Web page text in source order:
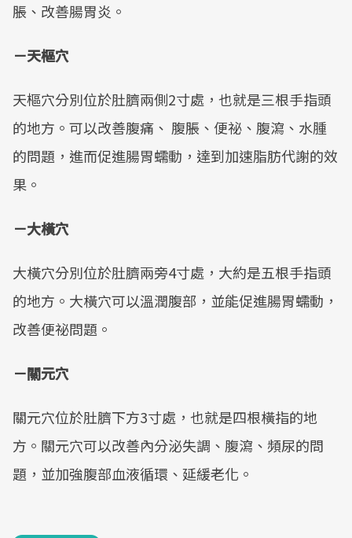
脹、改善腸胃炎。
－天樞穴
天樞穴分別位於肚臍兩側2寸處，也就是三根手指頭
的地方。可以改善腹痛、 腹脹、便祕、腹瀉、水腫
的問題，進而促進腸胃蠕動，達到加速脂肪代謝的效
果。
－大橫穴
大橫穴分別位於肚臍兩旁4寸處，大約是五根手指頭
的地方。大橫穴可以溫潤腹部，並能促進腸胃蠕動，
改善便祕問題。
－關元穴
關元穴位於肚臍下方3寸處，也就是四根橫指的地
方。關元穴可以改善內分泌失調、腹瀉、頻尿的問
題，並加強腹部血液循環、延緩老化。